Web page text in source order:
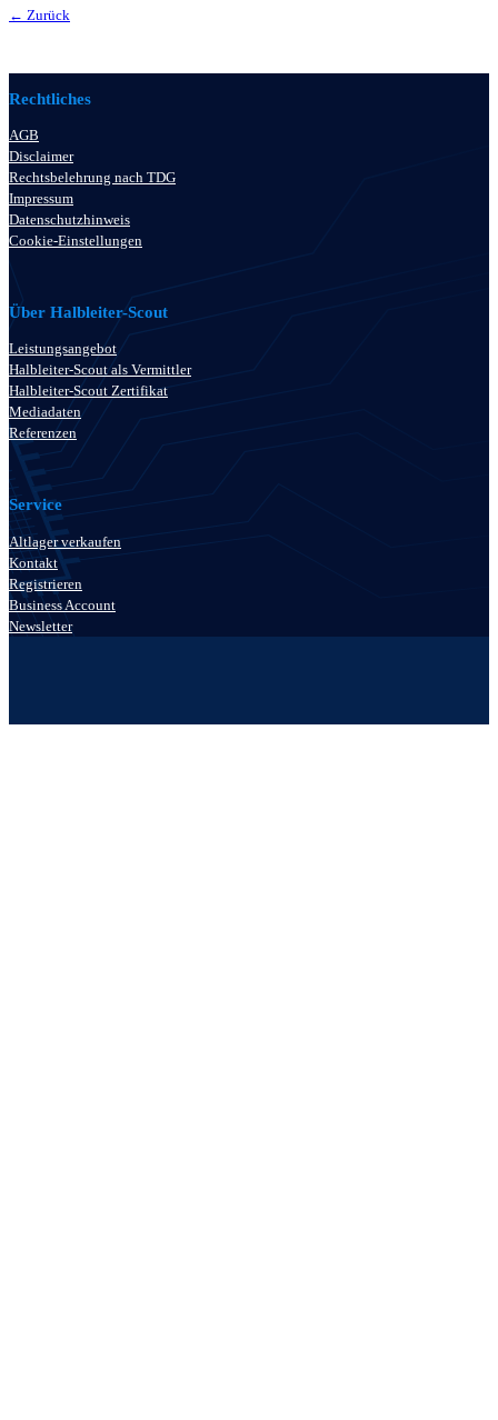
← Zurück
Rechtliches
AGB
Disclaimer
Rechtsbelehrung nach TDG
Impressum
Datenschutzhinweis
Cookie-Einstellungen
Über Halbleiter-Scout
Leistungsangebot
Halbleiter-Scout als Vermittler
Halbleiter-Scout Zertifikat
Mediadaten
Referenzen
Service
Altlager verkaufen
Kontakt
Registrieren
Business Account
Newsletter